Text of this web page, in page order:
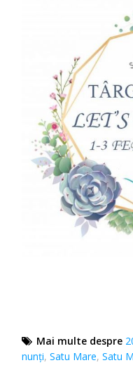
Mai multe despre
nunţi,Satu Mare,Satu